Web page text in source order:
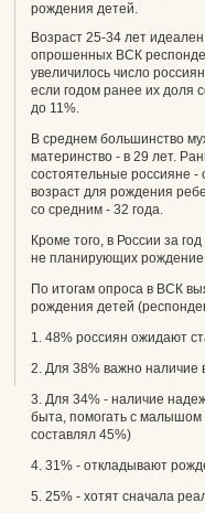
рождения детей.
Возраст 25-34 лет
опрошенных ВСК
увеличилось число
если годом ранее их доля
до 11%.
В среднем большинство
материнство - в 29 лет.
состоятельные россияне -
возраст для рождения
со средним - 32 года.
Кроме того, в России за
не планирующих рождение
По итогам опроса в ВСК
рождения детей
1. 48% россиян ожидают
2. Для 38% важно наличие
3. Для 34% - наличие
быта, помогать с малышом
составлял 45%)
4. 31% - откладывают
5. 25% - хотят сначала